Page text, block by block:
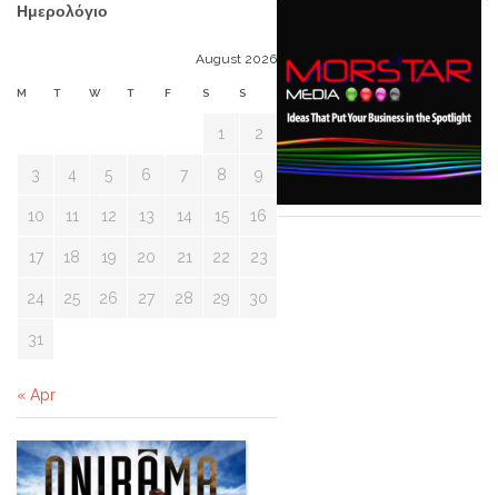
Ημερολόγιο
August 2026
M T W T F S S
1 2
3 4 5 6 7 8 9
10 11 12 13 14 15 16
17 18 19 20 21 22 23
24 25 26 27 28 29 30
31
« Apr